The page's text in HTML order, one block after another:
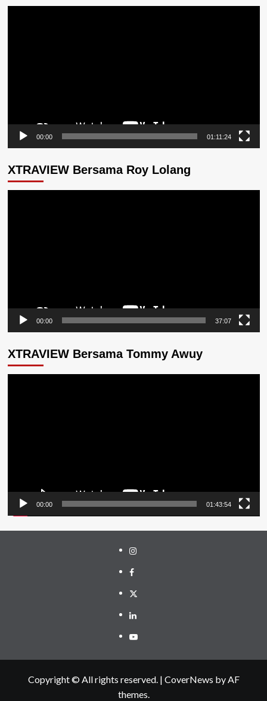
00:00 01:11:24
XTRAVIEW Bersama Roy Lolang
00:00 37:07
XTRAVIEW Bersama Tommy Awuy
00:00 01:43:54
Instagram
Facebook
Twitter
Linkedin
Youtube
Copyright © All rights reserved. | CoverNews by AF
themes.